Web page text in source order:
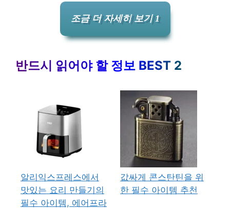
조금 더 자세히 보기 1
반드시 읽어야 할 정보 BEST 2
알리익스프레스에서
맛있는 요리 만들기의
필수 아이템, 에어프라
값싸게 콘스탄틴을 위
한 필수 아이템 추천